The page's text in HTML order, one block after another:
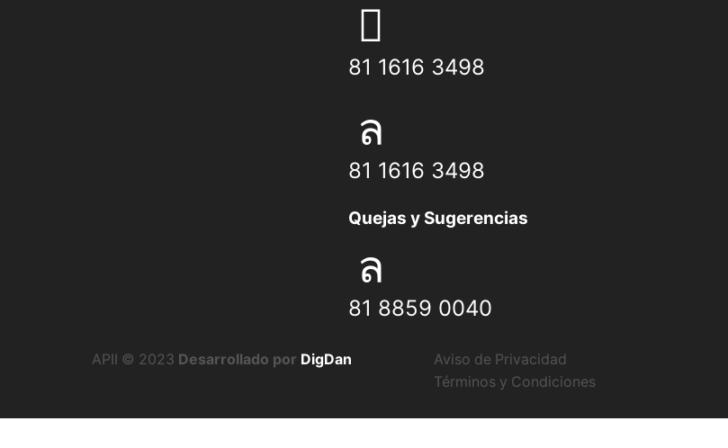
81 1616 3498
81 1616 3498
Quejas y Sugerencias
81 8859 0040
APII © 2023 Desarrollado por DigDan
Aviso de Privacidad
Términos y Condiciones